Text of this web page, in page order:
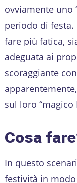
ovviamente uno
periodo di festa.
fare più fatica,
adeguata ai
scoraggiante
sul loro “magico
Cosa
In questo
festività in